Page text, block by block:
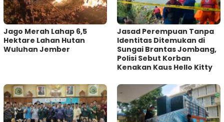
Jago Merah Lahap 6,5
Hektare Lahan Hutan
Wuluhan Jember
Jasad Perempuan Tanpa
Identitas Ditemukan di
Sungai Brantas Jombang,
Polisi Sebut Korban
Kenakan Kaus Hello Kitty